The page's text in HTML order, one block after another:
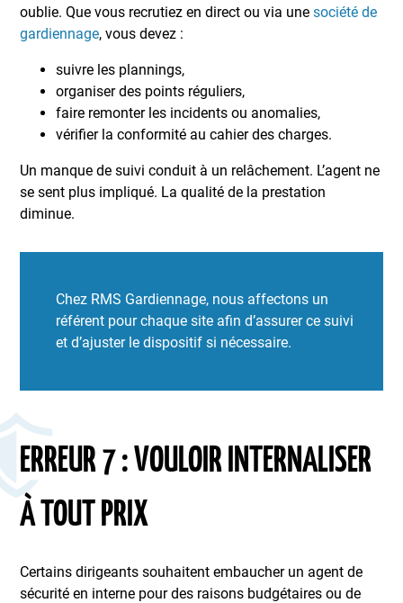
oublie. Que vous recrutiez en direct ou via unesociété de
gardiennage, vous devez :
suivre les plannings,
organiser des points réguliers,
faire remonter les incidents ou anomalies,
vérifier la conformité au cahier des charges.
Un manque de suivi conduit à un relâchement. L’agent ne
se sent plus impliqué. La qualité de la prestation
diminue.
Chez RMS Gardiennage, nous affectons un
référent pour chaque site afin d’assurer ce suivi
et d’ajuster le dispositif si nécessaire.
ERREUR 7 : VOULOIR INTERNALISER
À TOUT PRIX
Certains dirigeants souhaitent embaucher un agent de
sécurité en interne pour des raisons budgétaires ou de